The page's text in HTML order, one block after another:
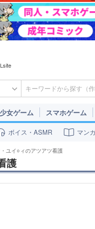
女ゲーム スマホゲーム
ボイス・ASMR マン
ユイ○ィのアツアツ看護
護